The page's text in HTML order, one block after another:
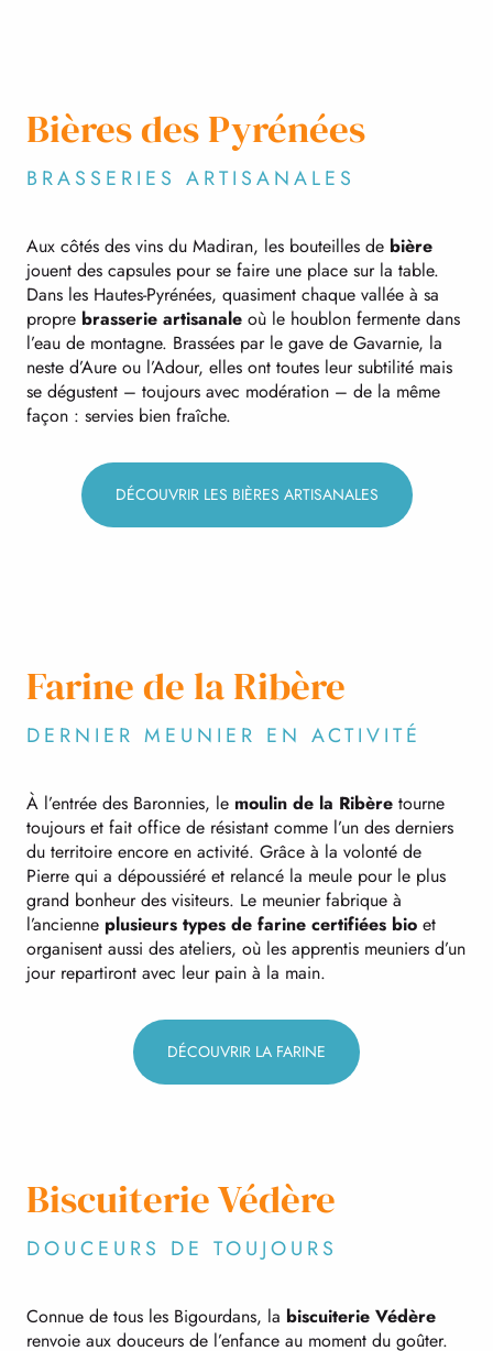
Bières des Pyrénées
BRASSERIES ARTISANALES
Aux côtés des vins du Madiran, les bouteilles de bière
jouent des capsules pour se faire une place sur la table.
Dans les Hautes-Pyrénées, quasiment chaque vallée à sa
propre brasserie artisanale où le houblon fermente dans
l’eau de montagne. Brassées par le gave de Gavarnie, la
neste d’Aure ou l’Adour, elles ont toutes leur subtilité mais
se dégustent – toujours avec modération – de la même
façon : servies bien fraîche.
DÉCOUVRIR LES BIÈRES ARTISANALES
Farine de la Ribère
DERNIER MEUNIER EN ACTIVITÉ
À l’entrée des Baronnies, le moulin de la Ribère tourne
toujours et fait office de résistant comme l’un des derniers
du territoire encore en activité. Grâce à la volonté de
Pierre qui a dépoussiéré et relancé la meule pour le plus
grand bonheur des visiteurs. Le meunier fabrique à
l’ancienne plusieurs types de farine certifiées bio et
organisent aussi des ateliers, où les apprentis meuniers d’un
jour repartiront avec leur pain à la main.
DÉCOUVRIR LA FARINE
Biscuiterie Védère
DOUCEURS DE TOUJOURS
Connue de tous les Bigourdans, la biscuiterie Védère
renvoie aux douceurs de l’enfance au moment du goûter.